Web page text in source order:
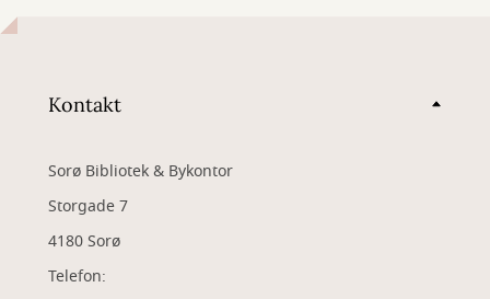
Kontakt
Sorø Bibliotek & Bykontor
Storgade 7
4180 Sorø
Telefon: